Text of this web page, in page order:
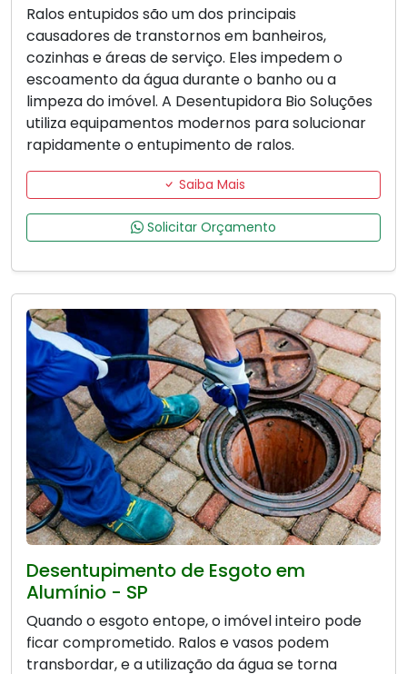
Ralos entupidos são um dos principais
causadores de transtornos em banheiros,
cozinhas e áreas de serviço. Eles impedem o
escoamento da água durante o banho ou a
limpeza do imóvel. A Desentupidora Bio Soluções
utiliza equipamentos modernos para solucionar
rapidamente o entupimento de ralos.
Saiba Mais
Solicitar Orçamento
Desentupimento de Esgoto em
Alumínio - SP
Quando o esgoto entope, o imóvel inteiro pode
ficar comprometido. Ralos e vasos podem
transbordar, e a utilização da água se torna